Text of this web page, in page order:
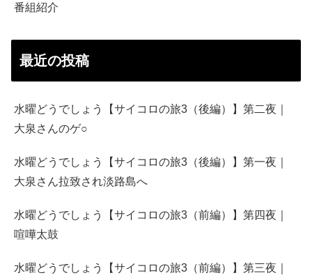
番組紹介
最近の投稿
水曜どうでしょう【サイコロの旅3（後編）】第二夜｜
大泉さんのゲ○
水曜どうでしょう【サイコロの旅3（後編）】第一夜｜
大泉さん拉致され淡路島へ
水曜どうでしょう【サイコロの旅3（前編）】第四夜｜
喧嘩太鼓
水曜どうでしょう【サイコロの旅3（前編）】第三夜｜